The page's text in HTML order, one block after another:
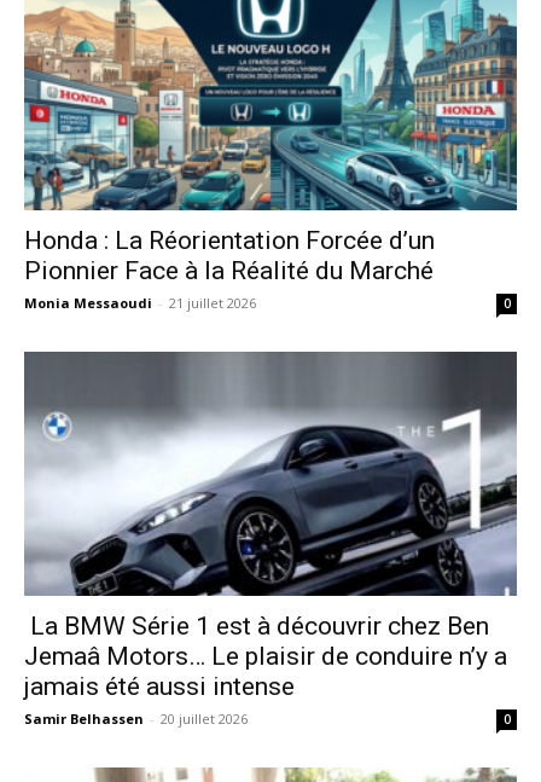
Honda : La Réorientation Forcée d’un
Pionnier Face à la Réalité du Marché
Monia Messaoudi - 21 juillet 2026 0
La BMW Série 1 est à découvrir chez Ben
Jemaâ Motors… Le plaisir de conduire n’y a
jamais été aussi intense
Samir Belhassen - 20 juillet 2026 0